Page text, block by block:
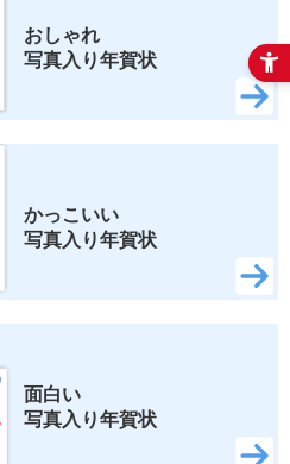
おしゃれ
写真入り年賀状
かっこいい
写真入り年賀状
面白い
写真入り年賀状